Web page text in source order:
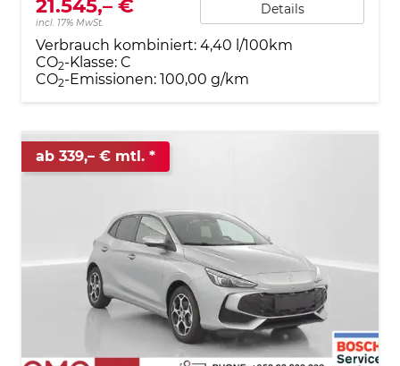
21.545,– €
incl. 17% MwSt.
Details
Verbrauch kombiniert: 4,40 l/100km
CO2-Klasse: C
CO2-Emissionen: 100,00 g/km
ab 339,– € mtl.